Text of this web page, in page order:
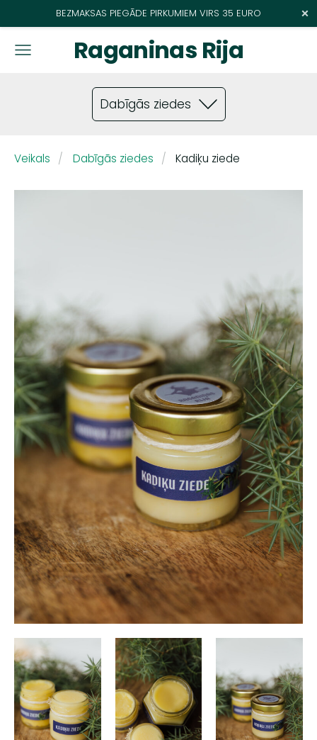
BEZMAKSAS PIEGĀDE PIRKUMIEM VIRS 35 EURO ×
Raganinas Rija
Dabīgās ziedes
Veikals Dabīgās ziedes Kadiķu ziede